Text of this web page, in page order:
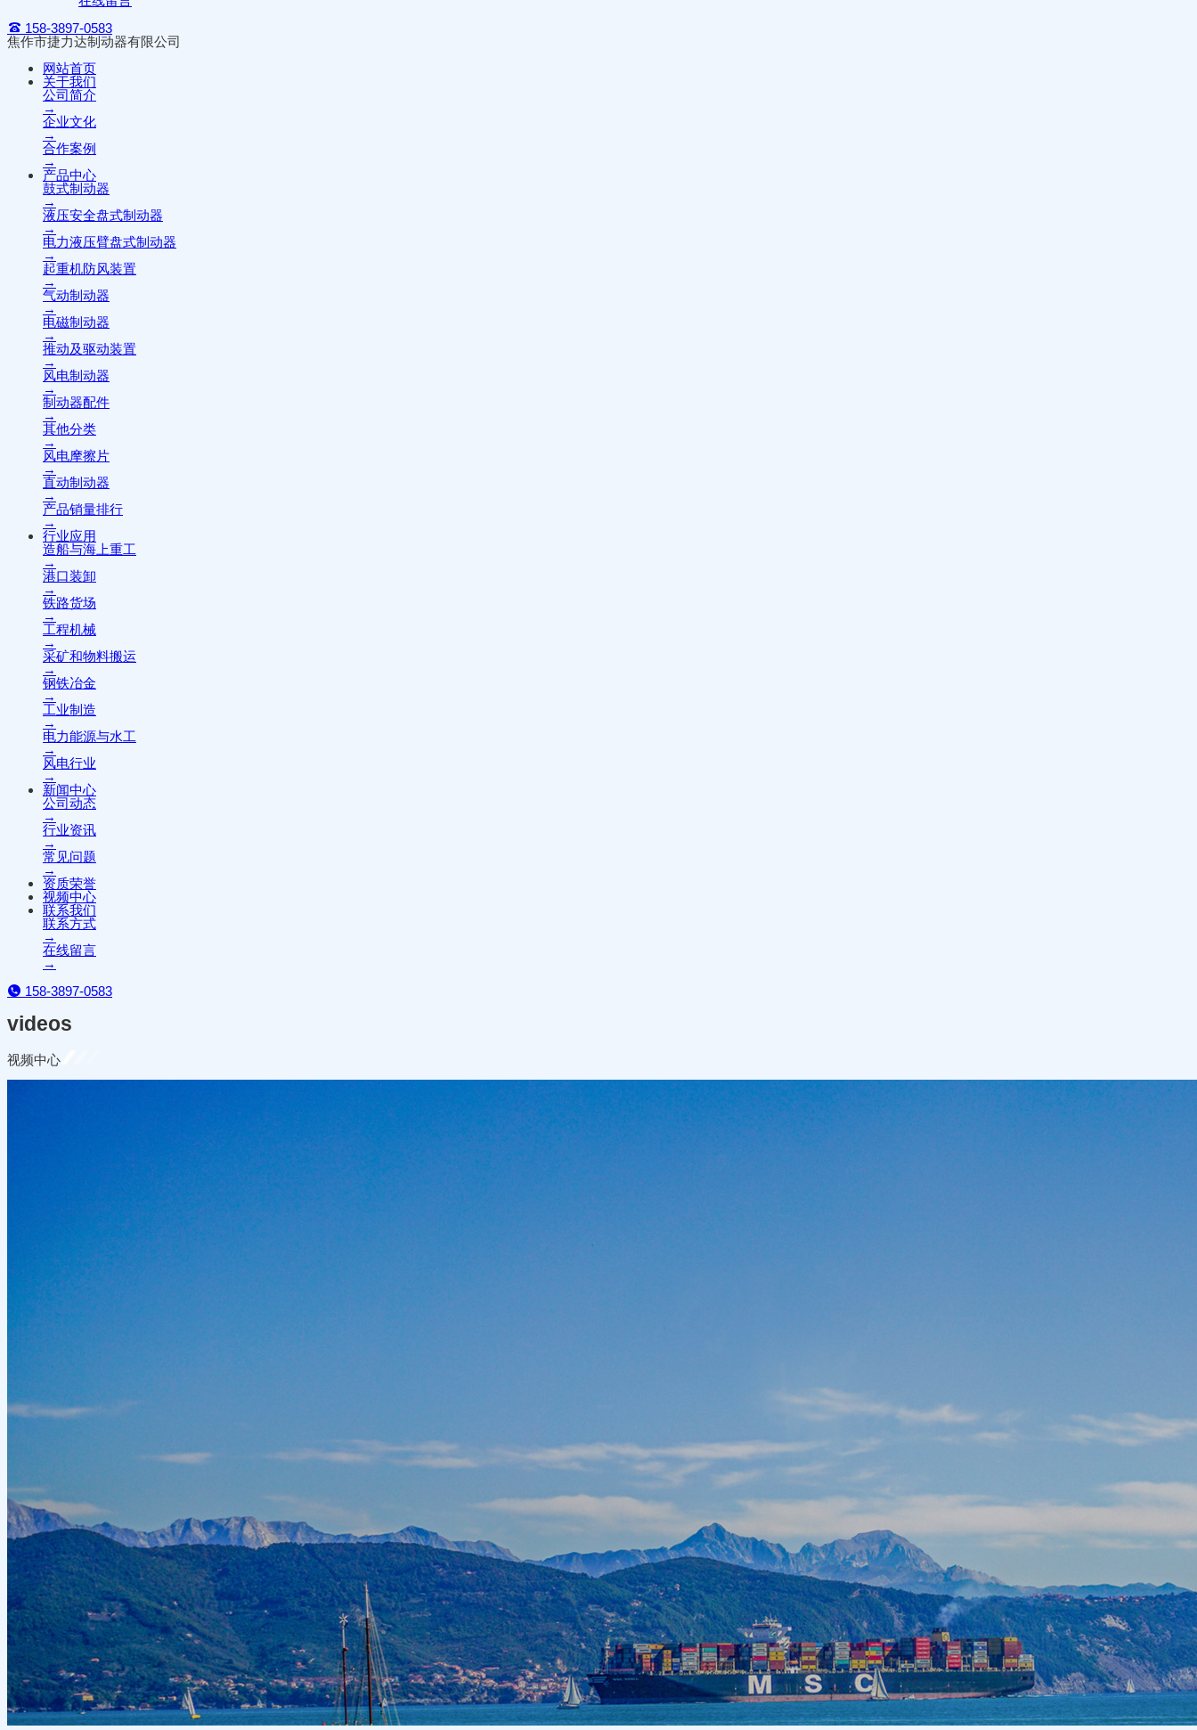
158-3897-0583
焦作市捷力达制动器有限公司
网站首页
关于我们
公司简介
→
企业文化
→
合作案例
→
产品中心
鼓式制动器
→
液压安全盘式制动器
→
电力液压臂盘式制动器
→
起重机防风装置
→
气动制动器
→
电磁制动器
→
推动及驱动装置
→
风电制动器
→
制动器配件
→
其他分类
→
风电摩擦片
→
直动制动器
→
产品销量排行
→
行业应用
造船与海上重工
→
港口装卸
→
铁路货场
→
工程机械
→
采矿和物料搬运
→
钢铁冶金
→
工业制造
→
电力能源与水工
→
风电行业
→
新闻中心
公司动态
→
行业资讯
→
常见问题
→
资质荣誉
视频中心
联系我们
联系方式
→
在线留言
→
158-3897-0583
videos
视频中心